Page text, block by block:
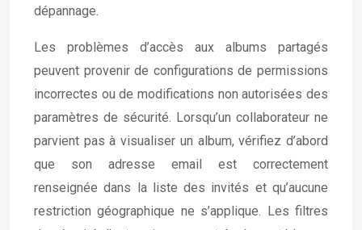
dépannage.
Les problèmes d’accès aux albums partagés
peuvent provenir de configurations de permissions
incorrectes ou de modifications non autorisées des
paramètres de sécurité. Lorsqu’un collaborateur ne
parvient pas à visualiser un album, vérifiez d’abord
que son adresse email est correctement
renseignée dans la liste des invités et qu’aucune
restriction géographique ne s’applique. Les filtres